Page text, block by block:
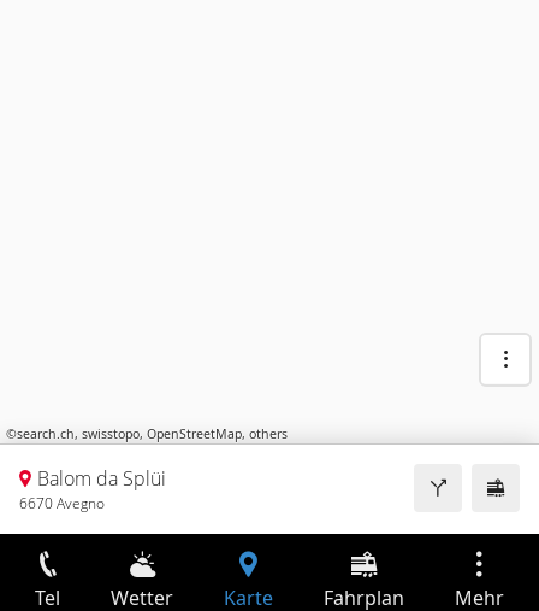
©search.ch, swisstopo, OpenStreetMap, others
Balom da Splüi
6670 Avegno
Tel Wetter Karte Fahrplan Mehr